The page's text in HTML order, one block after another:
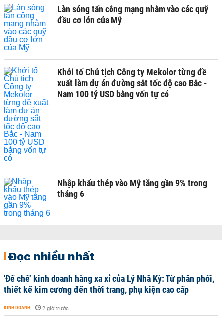
Làn sóng tấn công mạng nhằm vào các quỹ
đầu cơ lớn của Mỹ
Khởi tố Chủ tịch Công ty Mekolor từng đề
xuất làm dự án đường sắt tốc độ cao Bắc -
Nam 100 tỷ USD bằng vốn tự có
Nhập khẩu thép vào Mỹ tăng gần 9% trong
tháng 6
Đọc nhiều nhất
'Đế chế’ kinh doanh hàng xa xỉ của Lý Nhã Kỳ: Từ phân phối,
thiết kế kim cương đến thời trang, phụ kiện cao cấp
KINH DOANH - 2 giờ trước